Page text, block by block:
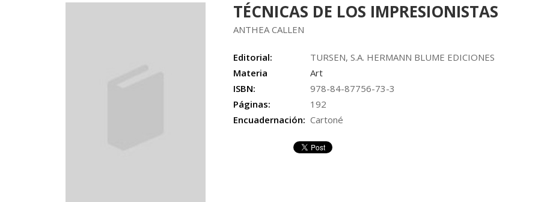
TÉCNICAS DE LOS IMPRESIONISTAS
ANTHEA CALLEN
Editorial:
TURSEN, S.A. HERMANN BLUME EDICIONES
Materia
Art
ISBN:
978-84-87756-73-3
Páginas:
192
Encuadernación: Cartoné